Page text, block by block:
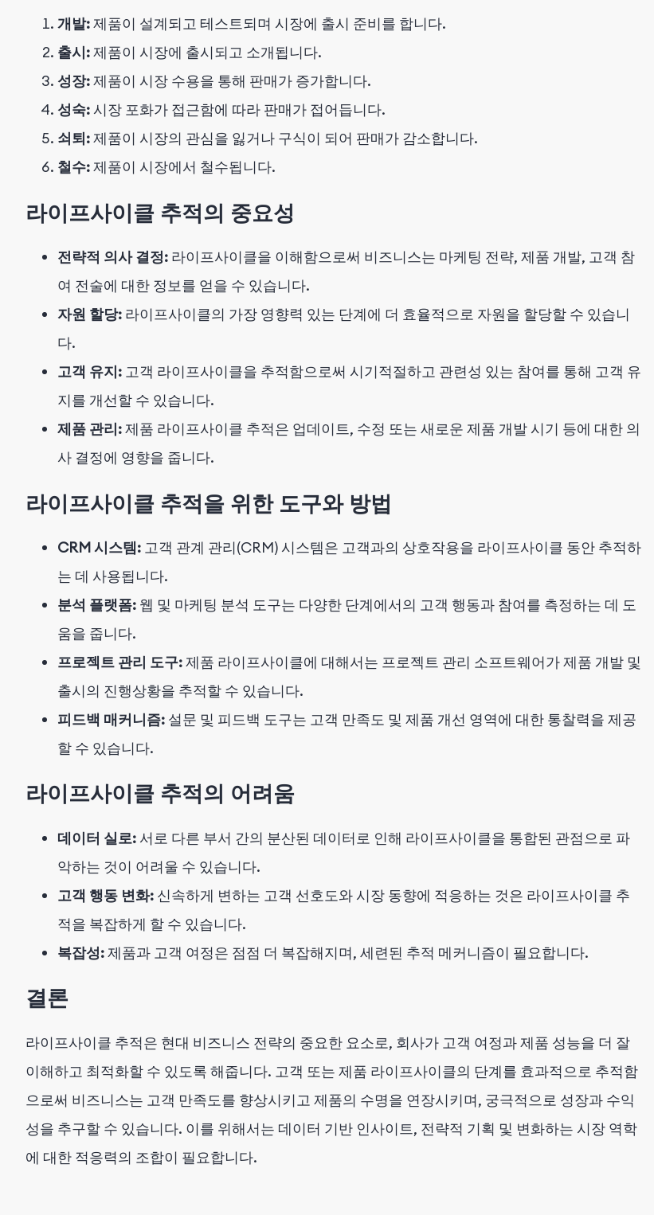
개발:제품이 설계되고 테스트되며 시장에 출시 준비를 합니다.
출시:제품이 시장에 출시되고 소개됩니다.
성장:제품이 시장 수용을 통해 판매가 증가합니다.
성숙:시장 포화가 접근함에 따라 판매가 접어듭니다.
쇠퇴:제품이 시장의 관심을 잃거나 구식이 되어 판매가 감소합니다.
철수:제품이 시장에서 철수됩니다.
라이프사이클 추적의 중요성
전략적 의사 결정: 라이프사이클을 이해함으로써 비즈니스는 마케팅 전략, 제품 개발, 고객 참
여 전술에 대한 정보를 얻을 수 있습니다.
자원 할당: 라이프사이클의 가장 영향력 있는 단계에 더 효율적으로 자원을 할당할 수 있습니
다.
고객 유지: 고객 라이프사이클을 추적함으로써 시기적절하고 관련성 있는 참여를 통해 고객 유
지를 개선할 수 있습니다.
제품 관리:제품 라이프사이클 추적은 업데이트, 수정 또는 새로운 제품 개발 시기 등에 대한 의
사 결정에 영향을 줍니다.
라이프사이클 추적을 위한 도구와 방법
CRM 시스템: 고객 관계 관리(CRM) 시스템은 고객과의 상호작용을 라이프사이클 동안 추적하
는 데 사용됩니다.
분석 플랫폼: 웹 및 마케팅 분석 도구는 다양한 단계에서의 고객 행동과 참여를 측정하는 데 도
움을 줍니다.
프로젝트 관리 도구:제품 라이프사이클에 대해서는 프로젝트 관리 소프트웨어가 제품 개발 및
출시의 진행상황을 추적할 수 있습니다.
피드백 매커니즘: 설문 및 피드백 도구는 고객 만족도 및 제품 개선 영역에 대한 통찰력을 제공
할 수 있습니다.
라이프사이클 추적의 어려움
데이터 실로: 서로 다른 부서 간의 분산된 데이터로 인해 라이프사이클을 통합된 관점으로 파
악하는 것이 어려울 수 있습니다.
고객 행동 변화: 신속하게 변하는 고객 선호도와 시장 동향에 적응하는 것은 라이프사이클 추
적을 복잡하게 할 수 있습니다.
복잡성:제품과 고객 여정은 점점 더 복잡해지며, 세련된 추적 메커니즘이 필요합니다.
결론
라이프사이클 추적은 현대 비즈니스 전략의 중요한 요소로, 회사가 고객 여정과 제품 성능을 더 잘
이해하고 최적화할 수 있도록 해줍니다. 고객 또는 제품 라이프사이클의 단계를 효과적으로 추적함
으로써 비즈니스는 고객 만족도를 향상시키고 제품의 수명을 연장시키며, 궁극적으로 성장과 수익
성을 추구할 수 있습니다. 이를 위해서는 데이터 기반 인사이트, 전략적 기획 및 변화하는 시장 역학
에 대한 적응력의 조합이 필요합니다.